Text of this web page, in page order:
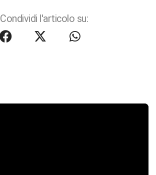
Condividi l'articolo su: